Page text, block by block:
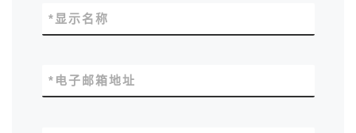
显示名称
*
电子邮箱地址
*